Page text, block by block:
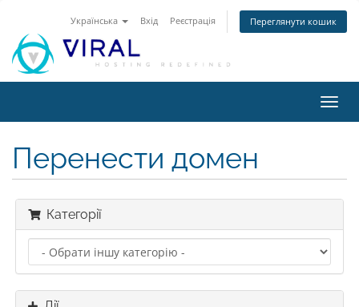
Українська Вхід Реєстрація Переглянути кошик
Перенести домен
Категорії